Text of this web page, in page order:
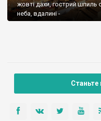
жовті дахи, гострий шпиль
неба, вдалині -